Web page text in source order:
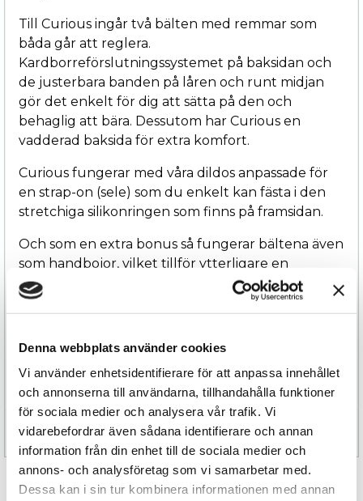
Denna webbplats använder cookies
Vi använder enhetsidentifierare för att anpassa innehållet
och annonserna till användarna, tillhandahålla funktioner
för sociala medier och analysera vår trafik. Vi
vidarebefordrar även sådana identifierare och annan
information från din enhet till de sociala medier och
annons- och analysföretag som vi samarbetar med.
Dessa kan i sin tur kombinera informationen med annan
Till Curious ingår två bälten med remmar som
båda går att reglera.
Kardborreförslutningssystemet på baksidan och
de justerbara banden på låren och runt midjan
gör det enkelt för dig att sätta på den och
behaglig att bära. Dessutom har Curious en
vadderad baksida för extra komfort.
Curious fungerar med våra dildos anpassade för
en strap-on (sele) som du enkelt kan fästa i den
stretchiga silikonringen som finns på framsidan.
Och som en extra bonus så fungerar bältena även
som handbojor, vilket tillför ytterligare en
dimension till din och din partners njutning och
möjligheten att få leva ut era fantasier och
Finns i tre olika färger: Blå metallic, Brons och
Grön metallic
Specifikation